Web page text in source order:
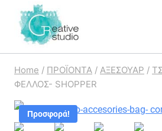
content
Home / ΠΡΟΪΟΝΤΑ / ΑΞΕΣΟΥΑΡ /
ΦΕΛΛΟΣ- SHOPPER
Προσφορά!